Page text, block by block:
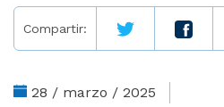
Compartir:
28 / marzo / 2025